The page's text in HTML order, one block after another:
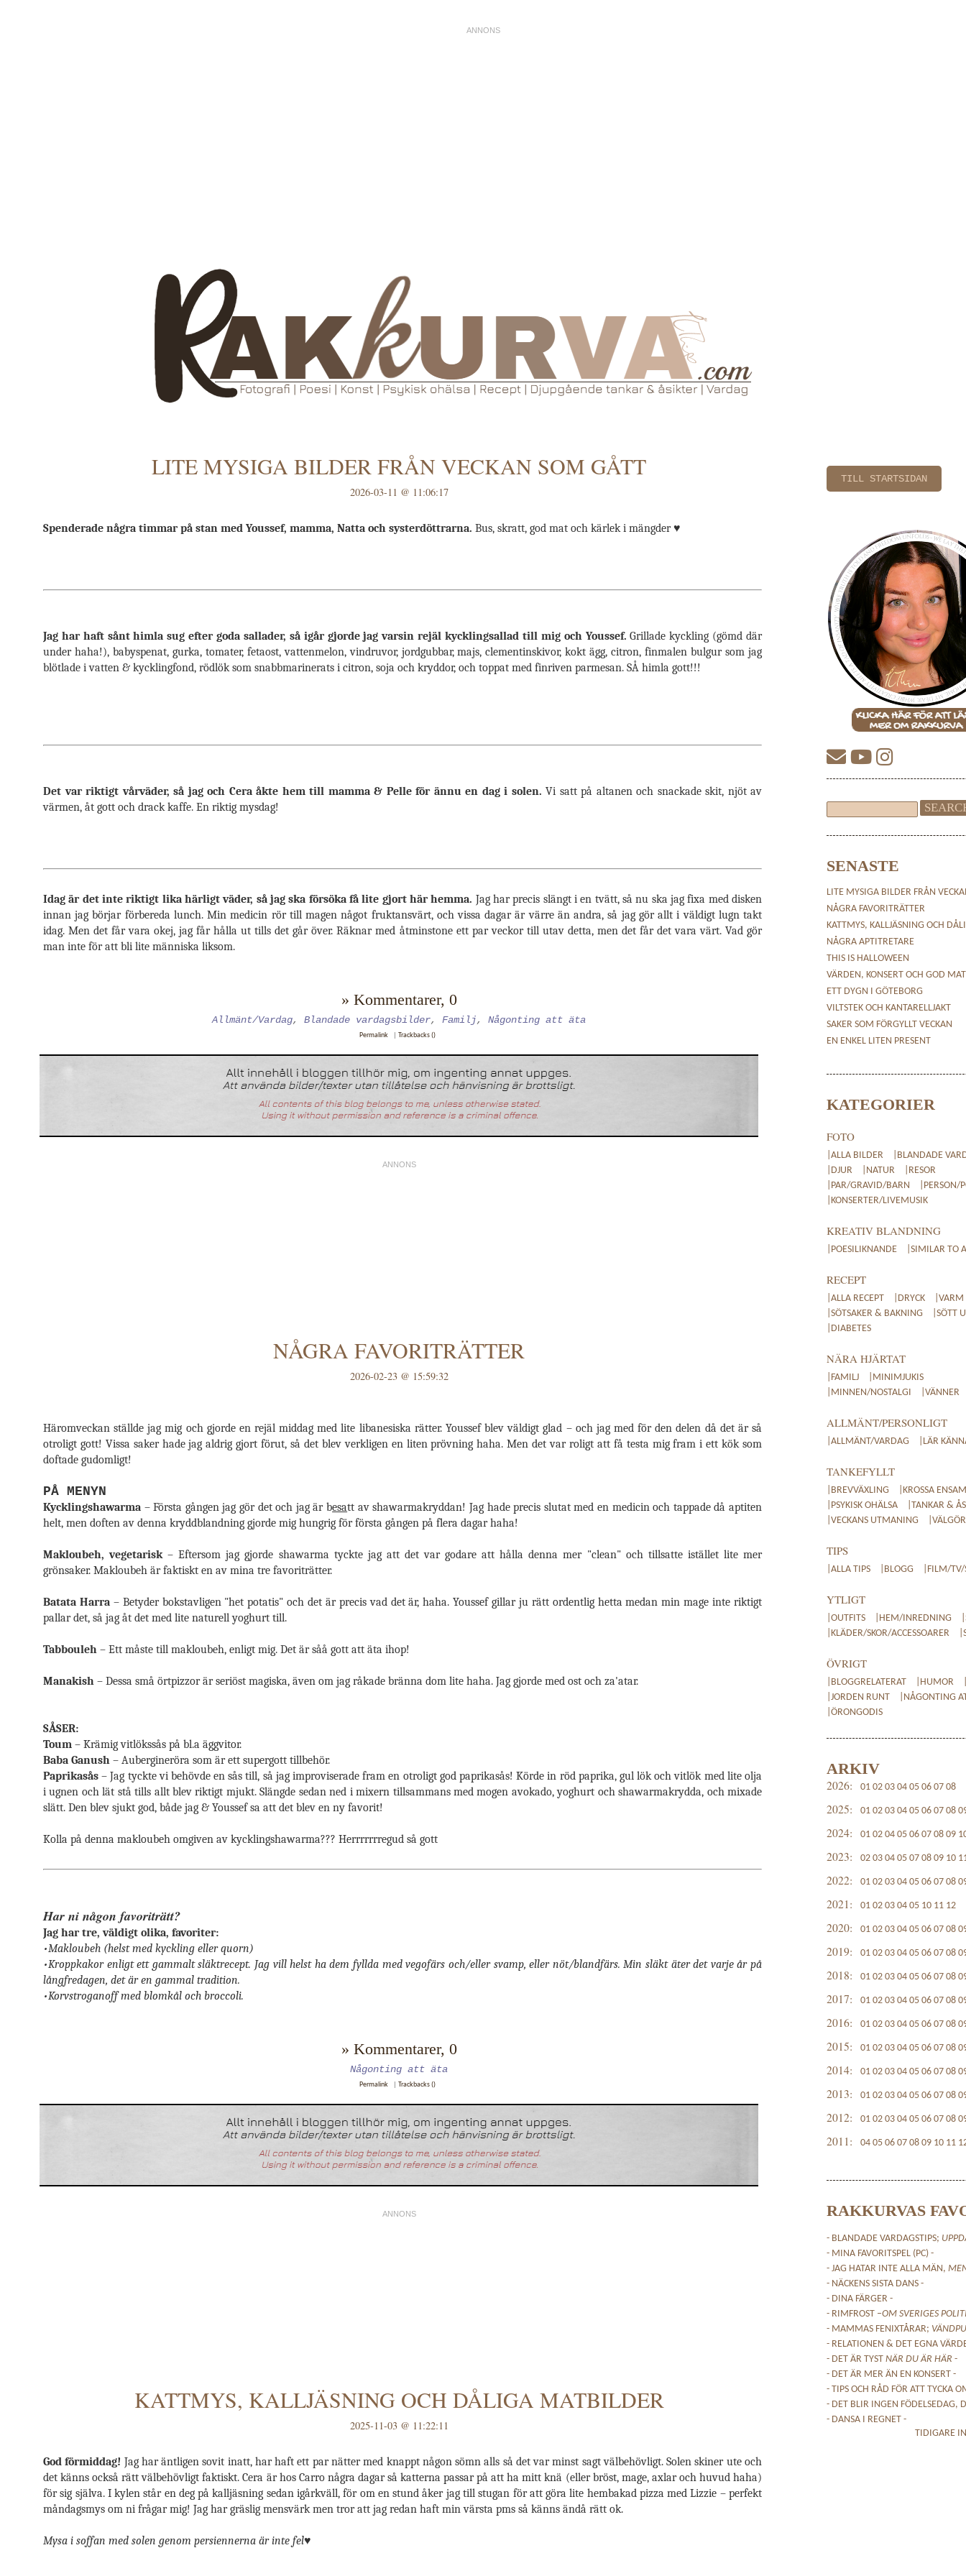
LITE MYSIGA BILDER FRÅN VECKAN SOM GÅTT
2026-03-11 @ 11:06:17
Spenderade några timmar på stan med Youssef, mamma, Natta och systerdöttrarna. Bus, skratt, god mat och kärlek i mängder ♥
Jag har haft sånt himla sug efter goda sallader, så igår gjorde jag varsin rejäl kycklingsallad till mig och Youssef. Grillade kyckling (gömd där
under haha!), babyspenat, gurka, tomater, fetaost, vattenmelon, vindruvor, jordgubbar, majs, clementinskivor, kokt ägg, citron, finmalen bulgur som jag
blötlade i vatten & kycklingfond, rödlök som snabbmarinerats i citron, soja och kryddor, och toppat med finriven parmesan. SÅ himla gott!!!
Det var riktigt vårväder, så jag och Cera åkte hem till mamma & Pelle för ännu en dag i solen. Vi satt på altanen och snackade skit, njöt av
värmen, åt gott och drack kaffe. En riktig mysdag!
Idag är det inte riktigt lika härligt väder, så jag ska försöka få lite gjort här hemma. Jag har precis slängt i en tvätt, så nu ska jag fixa med disken
innan jag börjar förbereda lunch. Min medicin rör till magen något fruktansvärt, och vissa dagar är värre än andra, så jag gör allt i väldigt lugn takt
idag. Men det får vara okej, jag får hålla ut tills det går över. Räknar med åtminstone ett par veckor till utav detta, men det får det vara värt. Vad gör
man inte för att bli lite människa liksom.
» Kommentarer, 0
Allmänt/Vardag, Blandade vardagsbilder, Familj, Någonting att äta
Permalink Trackbacks ()
NÅGRA FAVORITRÄTTER
2026-02-23 @ 15:59:32
Häromveckan ställde jag mig och gjorde en rejäl middag med lite libanesiska rätter. Youssef blev väldigt glad – och jag med för den delen då det är så
otroligt gott! Vissa saker hade jag aldrig gjort förut, så det blev verkligen en liten prövning haha. Men det var roligt att få testa mig fram i ett kök som
doftade gudomligt!
PÅ MENYN
Kycklingshawarma – Första gången jag gör det och jag är besatt av shawarmakryddan! Jag hade precis slutat med en medicin och tappade då aptiten
helt, men doften av denna kryddblandning gjorde mig hungrig för första gången på flera dagar haha!
Makloubeh, vegetarisk– Eftersom jag gjorde shawarma tyckte jag att det var godare att hålla denna mer "clean" och tillsatte istället lite mer
grönsaker. Makloubeh är faktiskt en av mina tre favoriträtter.
Batata Harra– Betyder bokstavligen "het potatis" och det är precis vad det är, haha. Youssef gillar ju rätt ordentlig hetta medan min mage inte riktigt
pallar det, så jag åt det med lite naturell yoghurt till.
Tabbouleh – Ett måste till makloubeh, enligt mig. Det är såå gott att äta ihop!
Manakish – Dessa små örtpizzor är seriöst magiska, även om jag råkade bränna dom lite haha. Jag gjorde med ost och za'atar.
SÅSER:
Toum – Krämig vitlökssås på bl.a äggvitor.
Baba Ganush – Aubergineröra som är ett supergott tillbehör.
Paprikasås – Jag tyckte vi behövde en sås till, så jag improviserade fram en otroligt god paprikasås! Körde in röd paprika, gul lök och vitlök med lite olja
i ugnen och lät stå tills allt blev riktigt mjukt. Slängde sedan ned i mixern tillsammans med mogen avokado, yoghurt och shawarmakrydda, och mixade
slätt. Den blev sjukt god, både jag & Youssef sa att det blev en ny favorit!
Kolla på denna makloubeh omgiven av kycklingshawarma??? Herrrrrrregud så gott
Har ni någon favoriträtt?
Jag har tre, väldigt olika, favoriter:
•Makloubeh (helst med kyckling eller quorn)
•Kroppkakor enligt ett gammalt släktrecept. Jag vill helst ha dem fyllda med vegofärs och/eller svamp, eller nöt/blandfärs. Min släkt äter det varje år på
långfredagen, det är en gammal tradition.
•Korvstroganoff med blomkål och broccoli.
» Kommentarer, 0
Någonting att äta
Permalink Trackbacks ()
KATTMYS, KALLJÄSNING OCH DÅLIGA MATBILDER
2025-11-03 @ 11:22:11
God förmiddag! Jag har äntligen sovit inatt, har haft ett par nätter med knappt någon sömn alls så det var minst sagt välbehövligt. Solen skiner ute och
det känns också rätt välbehövligt faktiskt. Cera är hos Carro några dagar så katterna passar på att ha mitt knä (eller bröst, mage, axlar och huvud haha)
för sig själva. I kylen står en deg på kalljäsning sedan igårkväll, för om en stund åker jag till stugan för att göra lite hembakad pizza med Lizzie – perfekt
måndagsmys om ni frågar mig! Jag har gräslig mensvärk men tror att jag redan haft min värsta pms så känns ändå rätt ok.
Mysa i soffan med solen genom persiennerna är inte fel♥
TILL STARTSIDAN
SENASTE
LITE MYSIGA BILDER FRÅN
NÅGRA FAVORITRÄTTER
KATTMYS, KALLJÄSNING OCH
NÅGRA APTITRETARE
THIS IS HALLOWEEN
VÄRDEN, KONSERT OCH GOD MAT
ETT DYGN I GÖTEBORG
VILTSTEK OCH KANTARELLJAKT
SAKER SOM FÖRGYLLT VECKAN
EN ENKEL LITEN PRESENT
KATEGORIER
FOTO
|ALLA BILDER
|BLANDADE
|DJUR
|NATUR
|RESOR
|PAR/GRAVID/BARN
|PERSON/
|KONSERTER/LIVEMUSIK
KREATIV BLANDNING
|POESILIKNANDE |SIMILAR TO
RECEPT
|ALLA RECEPT |DRYCK
|SÖTSAKER & BAKNING
|SÖTT
|DIABETES
NÄRA HJÄRTAT
|FAMILJ
|MINIMJUKIS
|MINNEN/NOSTALGI
|VÄNNER
ALLMÄNT/PERSONLIGT
|ALLMÄNT/VARDAG |LÄR
TANKEFYLLT
|BREVVÄXLING
|KROSSA
|PSYKISK OHÄLSA
|TANKAR &
|VECKANS UTMANING
TIPS
|ALLA TIPS |BLOGG |FILM/TV/
YTLIGT
|OUTFITS |HEM/INREDNING
|KLÄDER/SKOR/ACCESSOARER
ÖVRIGT
|BLOGGRELATERAT |HUMOR
|JORDEN RUNT
|NÅGONTING
|ÖRONGODIS
ARKIV
2026: 01 02 03 04 05 06 07 08
2025: 01 02 03 04 05 06 07 08
2024: 01 02 04 05 06 07 08 09
2023: 02 03 04 05 07 08 09 10
2022: 01 02 03 04 05 06 07 08
2021: 01 02 03 04 05 10 11 12
2020: 01 02 03 04 05 06 07 08
2019: 01 02 03 04 05 06 07 08
2018: 01 02 03 04 05 06 07 08
2017: 01 02 03 04 05 06 07 08
2016: 01 02 03 04 05 06 07 08
2015: 01 02 03 04 05 06 07 08
2014: 01 02 03 04 05 06 07 08
2013: 01 02 03 04 05 06 07 08
2012: 01 02 03 04 05 06 07 08
2011: 04 05 06 07 08 09 10 11
RAKKURVAS
- BLANDADE VARDAGSTIPS;
- MINA FAVORITSPEL (PC) -
- JAG HATAR INTE ALLA MÄN,
- NÄCKENS SISTA DANS -
- DINA FÄRGER -
- RIMFROST –OM SVERIGES
- MAMMAS FENIXTÅRAR;
- RELATIONEN & DET EGNA
- DET ÄR TYST NÄR DU ÄR HÄR -
- DET ÄR MER ÄN EN KONSERT -
- TIPS OCH RÅD FÖR ATT TYCKA
- DET BLIR INGEN FÖDELSEDAG,
- DANSA I REGNET -
TIDIGARE